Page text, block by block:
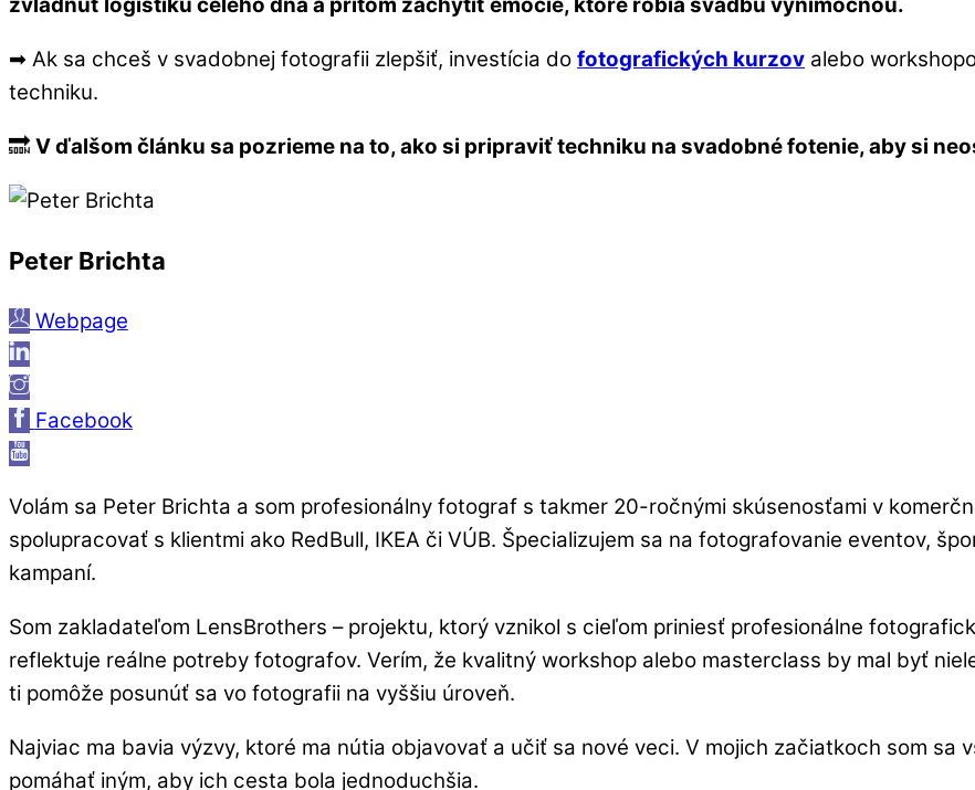
zvládnuť logistiku celého dňa a pritom zachytiť emócie, ktoré robia svadbu výnimočnou.
➡ Ak sa chceš v svadobnej fotografii zlepšiť, investícia do fotografických kurzov alebo
techniku.
🔜 V ďalšom článku sa pozrieme na to, ako si pripraviť techniku na svadobné fotenie, aby si
Peter Brichta
Webpage
Facebook
Volám sa Peter Brichta a som profesionálny fotograf s takmer 20-ročnými skúsenosťami v
spolupracovať s klientmi ako RedBull, IKEA či VÚB. Špecializujem sa na fotografovanie eventov,
kampaní.
Som zakladateľom LensBrothers – projektu, ktorý vznikol s cieľom priniesť profesionálne
reflektuje reálne potreby fotografov. Verím, že kvalitný workshop alebo masterclass by mal byť
ti pomôže posunúť sa vo fotografii na vyššiu úroveň.
Najviac ma bavia výzvy, ktoré ma nútia objavovať a učiť sa nové veci. V mojich začiatkoch som sa
pomáhať iným, aby ich cesta bola jednoduchšia.